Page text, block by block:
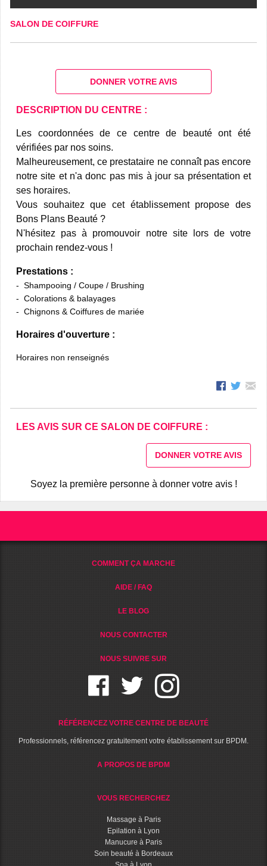
SALON DE COIFFURE
DONNER VOTRE AVIS
DESCRIPTION DU CENTRE :
Les coordonnées de ce centre de beauté ont été
vérifiées par nos soins.
Malheureusement, ce prestataire ne connaît pas encore
notre site et n'a donc pas mis à jour sa présentation et
ses horaires.
Vous souhaitez que cet établissement propose des
Bons Plans Beauté ?
N'hésitez pas à promouvoir notre site lors de votre
prochain rendez-vous !
Prestations :
Shampooing / Coupe / Brushing
Colorations & balayages
Chignons & Coiffures de mariée
Horaires d'ouverture :
Horaires non renseignés
LES AVIS SUR CE SALON DE COIFFURE :
DONNER VOTRE AVIS
Soyez la première personne à donner votre avis !
COMMENT ÇA MARCHE
AIDE / FAQ
LE BLOG
NOUS CONTACTER
NOUS SUIVRE SUR
RÉFÉRENCEZ VOTRE CENTRE DE BEAUTÉ
Professionnels, référencez gratuitement votre établissement sur BPDM.
A PROPOS DE BPDM
VOUS RECHERCHEZ
Massage à Paris
Epilation à Lyon
Manucure à Paris
Soin beauté à Bordeaux